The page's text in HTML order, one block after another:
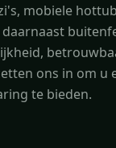
mobiele
ons in om u
te bieden.